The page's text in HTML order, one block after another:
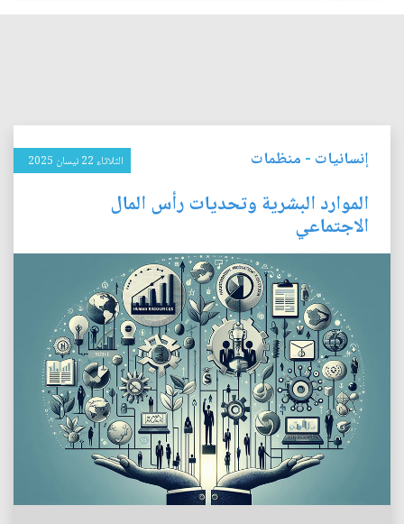
إنسانيات - منظمات الثلاثاء 22 نيسان 2025
الموارد البشرية وتحديات رأس المال
الاجتماعي